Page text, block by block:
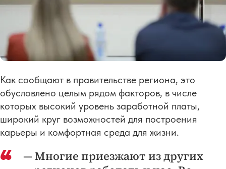
Как сообщают в правительстве региона, это
обусловлено целым рядом факторов, в числе
которых высокий уровень заработной платы,
широкий круг возможностей для построения
карьеры и комфортная среда для жизни.
— Многие приезжают из других